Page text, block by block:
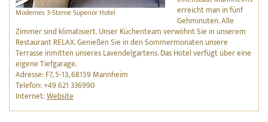
Modernes 3-Sterne Superior Hotel
erreicht man in fünf
Gehminuten. Alle
Zimmer sind klimatisiert. Unser Küchenteam verwöhnt Sie in unserem
Restaurant RELAX. Genießen Sie in den Sommermonaten unsere
Terrasse inmitten unseres Lavendelgartens. Das Hotel verfügt über eine
eigene Tiefgarage.
Adresse: F7, 5-13, 68159 Mannheim
Telefon: +49 621 336990
Internet:Website